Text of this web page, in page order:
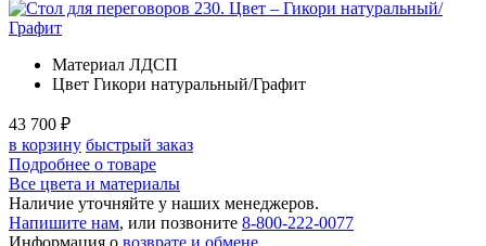
Материал ЛДСП
Цвет Гикори натуральный/Графит
43 700 ₽
в корзину быстрый заказ
Подробнее о товаре
Все цвета и материалы
Наличие уточняйте у наших менеджеров.
Напишите нам, или позвоните 8-800-222-0077
Информация о возврате и обмене